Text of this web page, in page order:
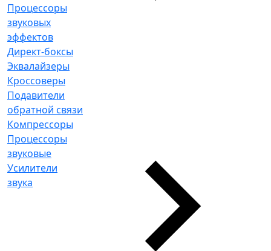
Процессоры
звуковых
эффектов
Директ-боксы
Эквалайзеры
Кроссоверы
Подавители
обратной связи
Компрессоры
Процессоры
звуковые
Усилители
звука